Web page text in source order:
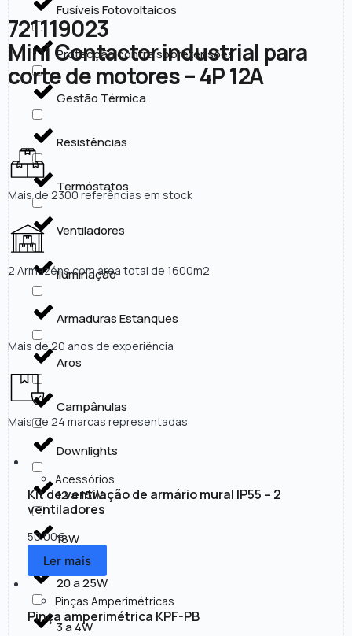
Fusíveis Fotovoltaicos
Protecção contra sobretensões
Gestão Térmica
Resistências
Termóstatos
Ventiladores
Iluminação
Armaduras Estanques
Aros
Campânulas
Downlights
12 a 15W
18W
20 a 25W
3 a 4W
721119023
Mini Contactor industrial para
corte de motores – 4P 12A
Mais de 2300 referências em stock
2 Armazéns com área total de 1600m2
Mais de 20 anos de experiência
Mais de 24 marcas representadas
Acessórios
Kit de ventilação de armário mural IP55 – 2
ventiladores
50.00€
Ler mais
Pinças Amperimétricas
Pinça amperimétrica KPF-PB